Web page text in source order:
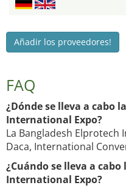
Añadir los proveedores!
FAQ
¿Dónde se lleva a cabo
International Expo?
La Bangladesh Elprotech
Daca, International
¿Cuándo se lleva a
International Expo?